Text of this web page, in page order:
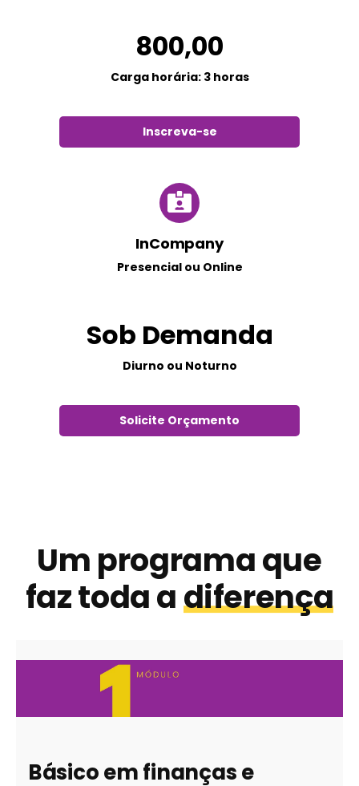
800,00
Carga horária: 3 horas
Inscreva-se
InCompany
Presencial ou Online
Sob Demanda
Diurno ou Noturno
Solicite Orçamento
Um programa que
faz toda adiferença
Básico em finanças e